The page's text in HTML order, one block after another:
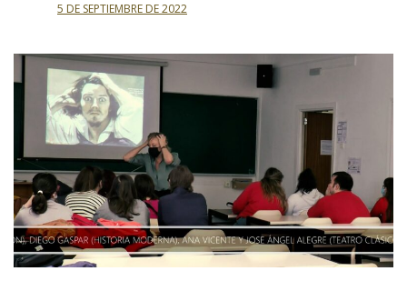
5 DE SEPTIEMBRE DE 2022